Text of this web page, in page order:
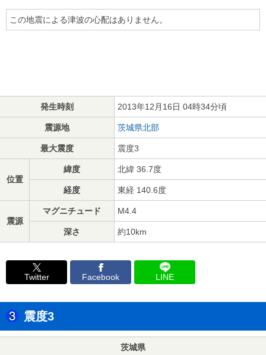
この地震による津波の心配はありません。
発生時刻 2013年12月16日 04時34分頃
震源地 茨城県北部
最大震度 震度3
位置
緯度 北緯 36.7度
経度 東経 140.6度
震源
マグニチュード M4.4
深さ 約10km
Twitter Facebook LINE
震度3
茨城県